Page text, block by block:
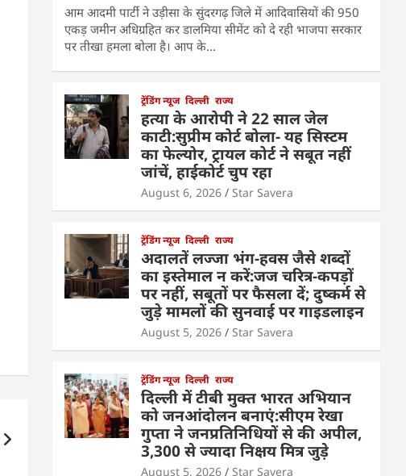
आम आदमी पार्टी ने उड़ीसा के सुंदरगढ़ जिले में आदिवासियों की 950
एकड़ जमीन अधिग्रहित कर डालमिया सीमेंट को दे रही भाजपा सरकार
पर तीखा हमला बोला है। आप के…
ट्रेंडिंग न्यूज दिल्ली राज्य
हत्या के आरोपी ने 22 साल जेल
काटी:सुप्रीम कोर्ट बोला- यह सिस्टम
का फेल्योर, ट्रायल कोर्ट ने सबूत नहीं
जांचें, हाईकोर्ट चुप रहा
August 6, 2026 Star Savera
ट्रेंडिंग न्यूज दिल्ली राज्य
अदालतें लज्जा भंग-हवस जैसे शब्दों
का इस्तेमाल न करें:जज चरित्र-कपड़ों
पर नहीं, सबूतों पर फैसला दें; दुष्कर्म से
जुड़े मामलों की सुनवाई पर गाइडलाइन
August 5, 2026 Star Savera
ट्रेंडिंग न्यूज दिल्ली राज्य
दिल्ली में टीबी मुक्त भारत अभियान
को जनआंदोलन बनाएं:सीएम रेखा
गुप्ता ने जनप्रतिनिधियों से की अपील,
3,300 से ज्यादा निक्षय मित्र जुड़े
August 5, 2026 Star Savera